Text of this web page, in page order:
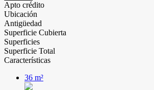
Apto crédito
Ubicación
Antigüedad
Superficie Cubierta
Superficies
Superficie Total
Características
36 m²